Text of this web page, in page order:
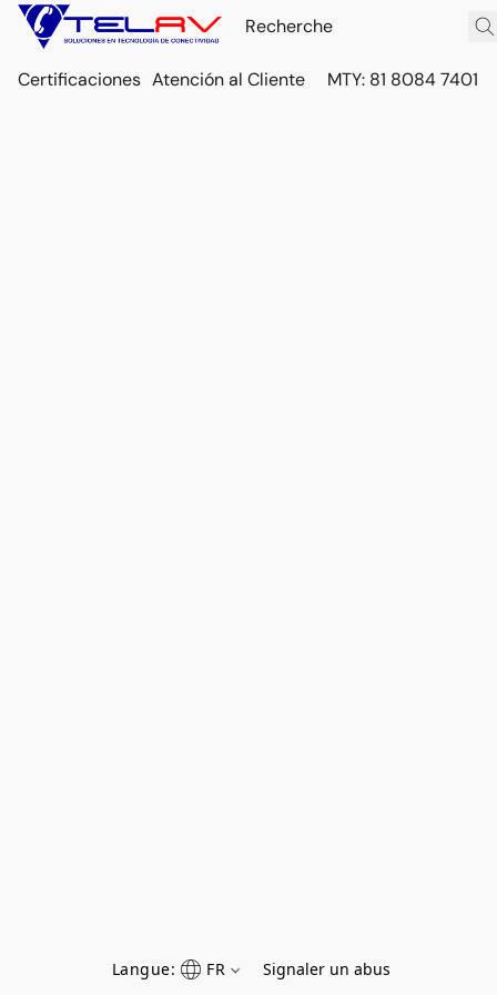
Certificaciones Atención al Cliente MTY: 81 8084 7401
Langue: FR Signaler un abus